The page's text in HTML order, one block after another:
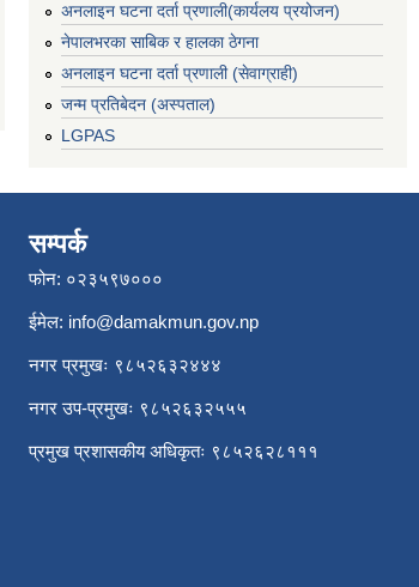
अनलाइन घटना दर्ता प्रणाली(कार्यलय प्रयोजन)
नेपालभरका साबिक र हालका ठेगना
अनलाइन घटना दर्ता प्रणाली (सेवाग्राही)
जन्म प्रतिबेदन (अस्पताल)
LGPAS
सम्पर्क
फोन: ०२३५९७०००
ईमेल: info@damakmun.gov.np
नगर प्रमुखः ९८५२६३२४४४
नगर उप-प्रमुखः ९८५२६३२५५५
प्रमुख प्रशासकीय अधिकृतः ९८५२६२८१११